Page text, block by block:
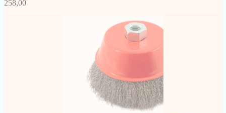
258,00